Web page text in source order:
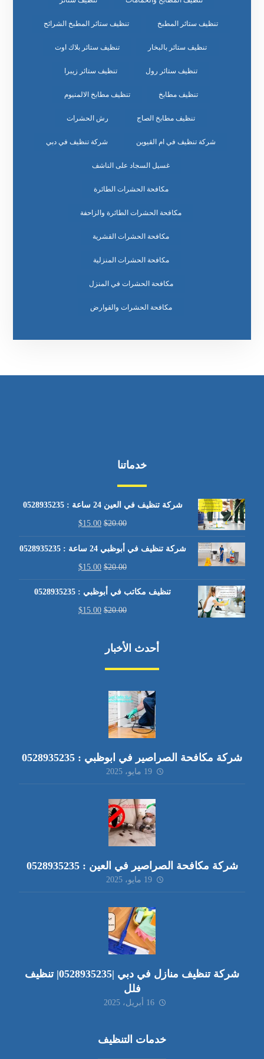
تنظيف ستائر المطبخ تنظيف ستائر المطبخ الشرائح
تنظيف ستائر بالبخار تنظيف ستائر بلاك اوت
تنظيف ستائر رول تنظيف ستائر زيبرا
تنظيف مطابخ تنظيف مطابخ الالمنيوم
تنظيف مطابخ الصاج رش الحشرات
شركة تنظيف في ام القيوين شركة تنظيف في دبي
غسيل السجاد على الناشف
مكافحة الحشرات الطائرة
مكافحة الحشرات الطائرة والزاحفة
مكافحة الحشرات القشرية
مكافحة الحشرات المنزلية
مكافحة الحشرات في المنزل
مكافحة الحشرات والقوارض
خدماتنا
شركة تنظيف في العين 24 ساعة : 0528935235
$20.00
$15.00
شركة تنظيف في أبوظبي 24 ساعة : 0528935235
$20.00
$15.00
تنظيف مكاتب في أبوظبي : 0528935235
$20.00
$15.00
أحدث الأخبار
شركة مكافحة الصراصير في ابوظبي : 0528935235
19 مايو، 2025
شركة مكافحة الصراصير في العين : 0528935235
19 مايو، 2025
شركة تنظيف منازل في دبي |0528935235| تنظيف
فلل
16 أبريل، 2025
خدمات التنظيف